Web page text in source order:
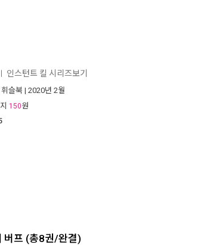
인스턴트 킬 시리즈보기
휘슬북 | 2020년 2월
150원
버프 (총8권/완결)